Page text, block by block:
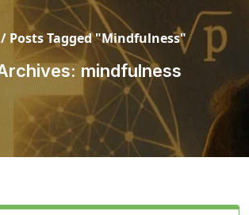
Posts Tagged "mindfulness"
mindfulness